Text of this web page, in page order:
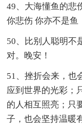
49、大海懂鱼的悲
你悲伤 你亦不是鱼
50、比别人聪明不
对。晚安！
51、挫折会来，也
应到世界的光彩；
的人相互照亮；只
子，也会坚持温暖